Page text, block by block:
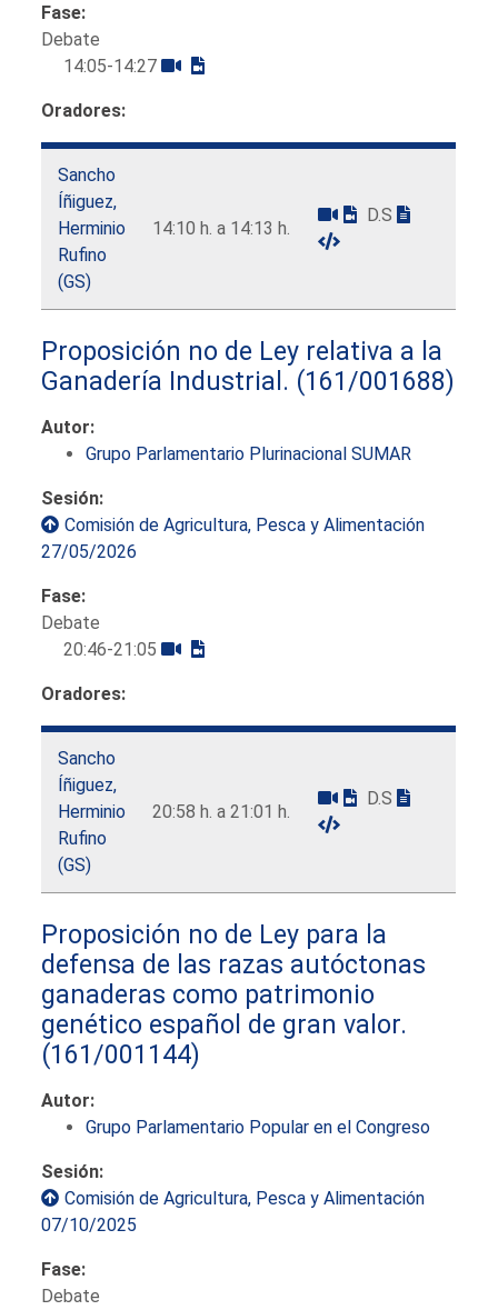
Fase:
Debate
14:05-14:27
Oradores:
Sancho
Íñiguez,
Herminio
Rufino
(GS)
14:10 h. a 14:13 h.
D.S
Proposición no de Ley relativa a la
Ganadería Industrial. (161/001688)
Autor:
Grupo Parlamentario Plurinacional SUMAR
Sesión:
Comisión de Agricultura, Pesca y Alimentación
27/05/2026
Fase:
Debate
20:46-21:05
Oradores:
Sancho
Íñiguez,
Herminio
Rufino
(GS)
20:58 h. a 21:01 h.
D.S
Proposición no de Ley para la
defensa de las razas autóctonas
ganaderas como patrimonio
genético español de gran valor.
(161/001144)
Autor:
Grupo Parlamentario Popular en el Congreso
Sesión:
Comisión de Agricultura, Pesca y Alimentación
07/10/2025
Fase:
Debate